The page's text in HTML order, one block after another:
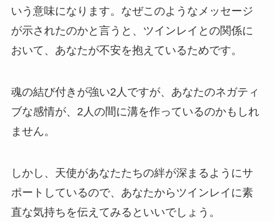
いう意味になります。なぜこのようなメッセージ
が示されたのかと言うと、ツインレイとの関係に
おいて、あなたが不安を抱えているためです。
魂の結び付きが強い2人ですが、あなたのネガティ
ブな感情が、2人の間に溝を作っているのかもしれ
ません。
しかし、天使があなたたちの絆が深まるようにサ
ポートしているので、あなたからツインレイに素
直な気持ちを伝えてみるといいでしょう。